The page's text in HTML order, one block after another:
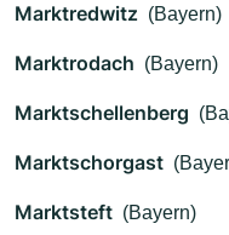
Marktredwitz (Bayern)
Marktrodach (Bayern)
Marktschellenberg
Marktschorgast
Marktsteft (Bayern)